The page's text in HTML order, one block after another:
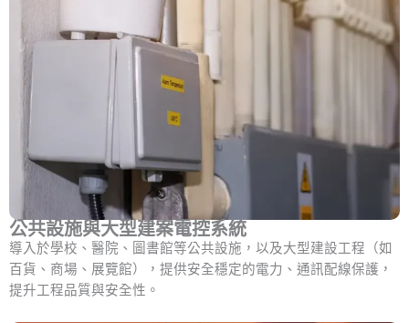
公共設施與大型建案電控系統
導入於學校、醫院、圖書館等公共設施，以及大型建設工程（如
百貨、商場、展覽館），提供安全穩定的電力、通訊配線保護，
提升工程品質與安全性。